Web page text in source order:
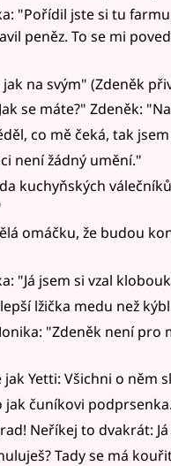
"Pořídil jste si tu
peněz. To se mi
jak na svým" (Zdeněk
se máte?" Zdeněk:
co mě čeká, tak
není žádný umění."
kuchyňských
omáčku, že budou
"Já jsem si vzal
lžička medu než
"Zdeněk není pro
jak Yetti: Všichni o něm
jak čuníkovi
Neříkej to dvakrát:
Tady se má